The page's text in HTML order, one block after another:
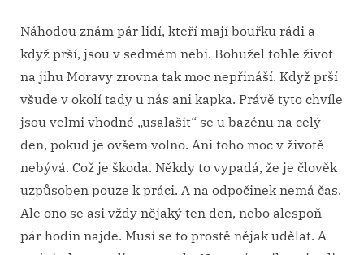
Náhodou znám pár lidí, kteří mají bouřku rádi a
když prší, jsou v sedmém nebi. Bohužel tohle život
na jihu Moravy zrovna tak moc nepřináší. Když prší
všude v okolí tady u nás ani kapka. Právě tyto chvíle
jsou velmi vhodné „usalašit“ se u bazénu na celý
den, pokud je ovšem volno. Ani toho moc v životě
nebývá. Což je škoda. Někdy to vypadá, že je člověk
uzpůsoben pouze k práci. A na odpočinek nemá čas.
Ale ono se asi vždy nějaký ten den, nebo alespoň
pár hodin najde. Musí se to prostě nějak udělat. A